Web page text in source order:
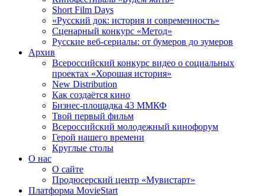
Short Film Days
«Русский док: история и современность»
Сценарный конкурс «Метод»
Русские веб-сериалы: от бумеров до зумеров
Архив
Всероссийский конкурс видео о социальных
проектах «Хорошая история»
New Distribution
Как создаётся кино
Бизнес-площадка 43 ММКФ
Твой первый фильм
Всероссийский молодежный кинофорум
Герой нашего времени
Круглые столы
О нас
О сайте
Продюсерский центр «Мувистарт»
Платформа MovieStart